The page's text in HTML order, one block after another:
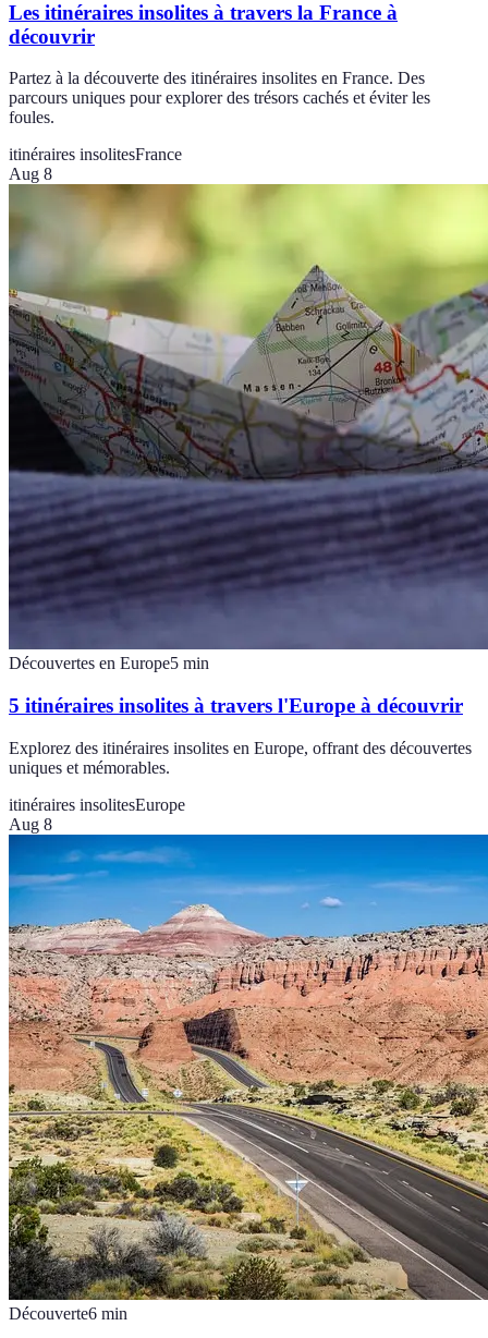
Les itinéraires insolites à travers la France à
découvrir
Partez à la découverte des itinéraires insolites en France. Des
parcours uniques pour explorer des trésors cachés et éviter les
foules.
itinéraires insolitesFrance
Aug 8
Découvertes en Europe5 min
5 itinéraires insolites à travers l'Europe à découvrir
Explorez des itinéraires insolites en Europe, offrant des découvertes
uniques et mémorables.
itinéraires insolitesEurope
Aug 8
Découverte6 min